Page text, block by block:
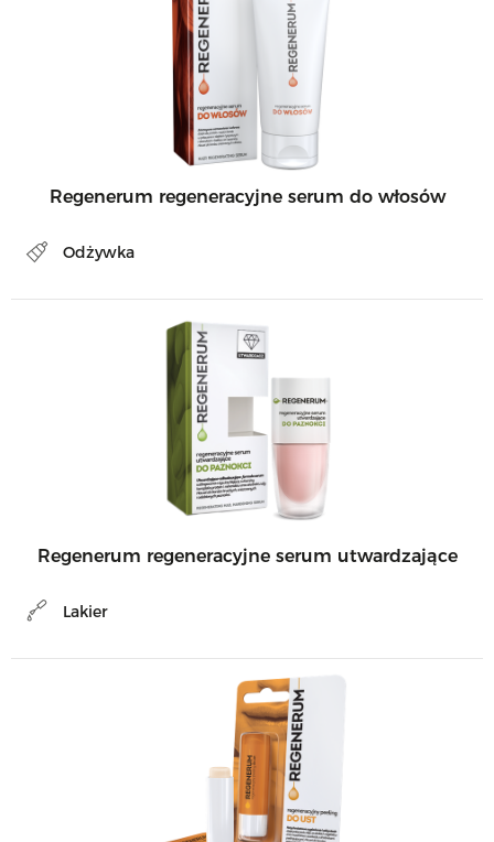
Regenerum regeneracyjne serum do włosów
Odżywka
Regenerum regeneracyjne serum utwardzające
Lakier